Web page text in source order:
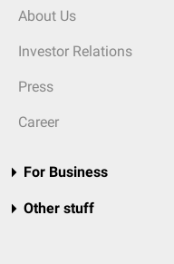
About Us
Investor Relations
Press
Career
For Business
Other stuff